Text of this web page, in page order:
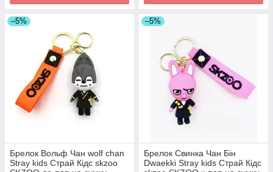
–5%
Брелок Вольф Чан wolf chan
Stray kids Страй Кідс skzoo
–5%
Брелок Свинка Чан Бін
Dwaekki Stray kids Страй Кідс